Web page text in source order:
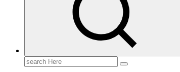
Search
for: